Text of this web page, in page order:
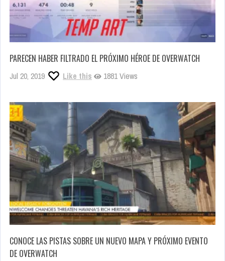
PARECEN HABER FILTRADO EL PRÓXIMO HÉROE DE OVERWATCH
Jul 20, 2019 Like this 1881 Views
CONOCE LAS PISTAS SOBRE UN NUEVO MAPA Y PRÓXIMO EVENTO
DE OVERWATCH